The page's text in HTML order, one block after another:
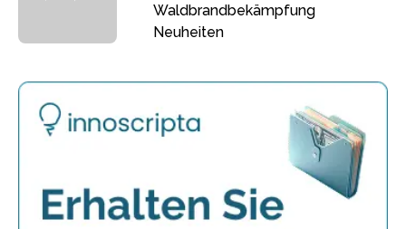
Waldbrandbekämpfung
Neuheiten